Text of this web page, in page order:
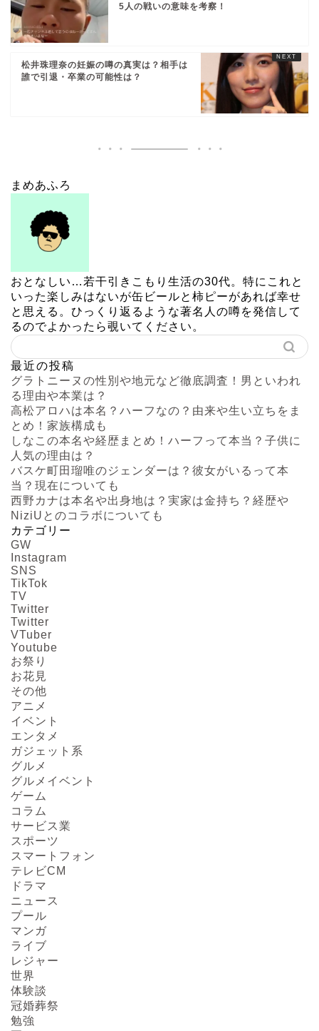
5人の戦いの意味を考察！
松井珠理奈の妊娠の噂の真実は？相手は
誰で引退・卒業の可能性は？
まめあふろ
おとなしい…若干引きこもり生活の30代。特にこれと
いった楽しみはないが缶ビールと柿ピーがあれば幸せ
と思える。ひっくり返るような著名人の噂を発信して
るのでよかったら覗いてください。
最近の投稿
グラトニーヌの性別や地元など徹底調査！男といわれ
る理由や本業は？
高松アロハは本名？ハーフなの？由来や生い立ちをま
とめ！家族構成も
しなこの本名や経歴まとめ！ハーフって本当？子供に
人気の理由は？
バスケ町田瑠唯のジェンダーは？彼女がいるって本
当？現在についても
西野カナは本名や出身地は？実家は金持ち？経歴や
NiziUとのコラボについても
カテゴリー
GW
Instagram
SNS
TikTok
TV
Twitter
Twitter
VTuber
Youtube
お祭り
お花見
その他
アニメ
イベント
エンタメ
ガジェット系
グルメ
グルメイベント
ゲーム
コラム
サービス業
スポーツ
スマートフォン
テレビCM
ドラマ
ニュース
プール
マンガ
ライブ
レジャー
世界
体験談
冠婚葬祭
勉強